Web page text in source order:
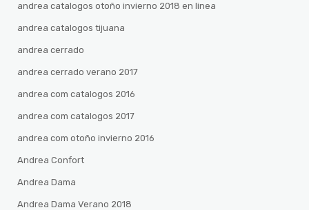
andrea catalogos otoño invierno 2018 en linea
andrea catalogos tijuana
andrea cerrado
andrea cerrado verano 2017
andrea com catalogos 2016
andrea com catalogos 2017
andrea com otoño invierno 2016
Andrea Confort
Andrea Dama
Andrea Dama Verano 2018